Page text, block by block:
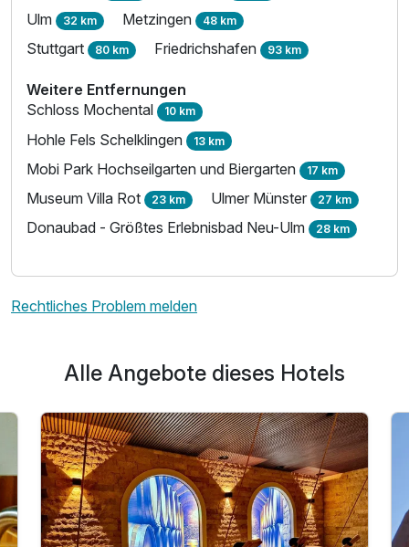
Ausstattung
Zusatznächte
Für 4 Tage p.P. ab308,50 €
Ulm 32 km Metzingen 48 km
Stuttgart 80 km Friedrichshafen 93 km
Weitere Entfernungen
Schloss Mochental 10 km
Hohle Fels Schelklingen 13 km
Mobi Park Hochseilgarten und Biergarten 17 km
Museum Villa Rot 23 km Ulmer Münster 27 km
Donaubad - Größtes Erlebnisbad Neu-Ulm 28 km
Rechtliches Problem melden
Alle Angebote dieses Hotels